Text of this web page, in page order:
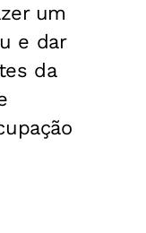
um
e dar
da